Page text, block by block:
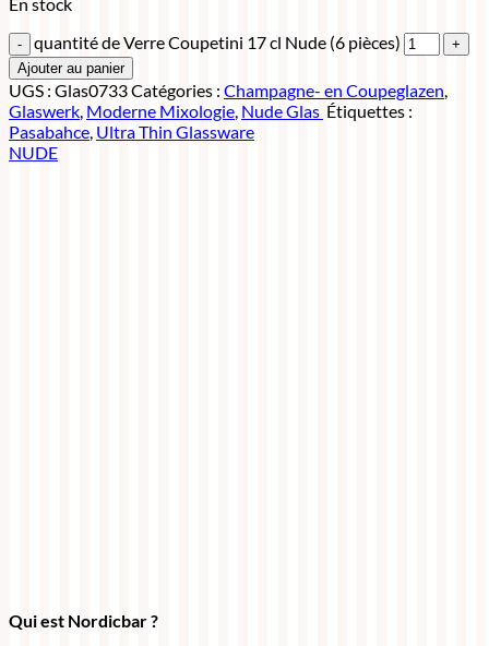
quantité de Verre Coupetini 17 cl Nude (6 pièces)
Ajouter au panier
UGS : Glas0733Catégories : Champagne- en Coupeglazen,
Glaswerk, Moderne Mixologie, Nude Glas Étiquettes :
Pasabahce, Ultra Thin Glassware
NUDE
Qui est Nordicbar ?